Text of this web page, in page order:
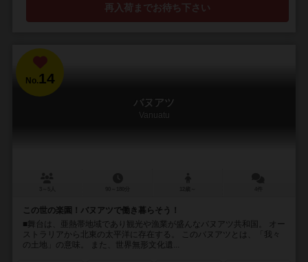
再入荷までお待ち下さい
No.14
バヌアツ
Vanuatu
この世の楽園！バヌアツで働き暮らそう！
■舞台は、亜熱帯地域であり観光や漁業が盛んなバヌアツ共和国。 オー
ストラリアから北東の太平洋に存在する。 このバヌアツとは、「我々
の土地」の意味。 また、世界無形文化遺...